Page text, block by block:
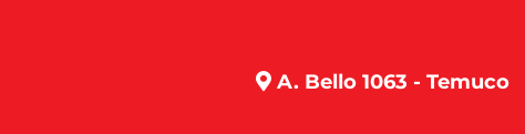
A. Bello 1063 - Temuco